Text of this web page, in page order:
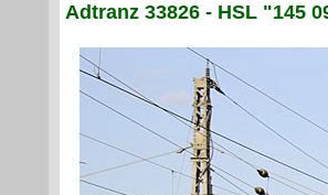
Adtranz 33826 - HSL "145